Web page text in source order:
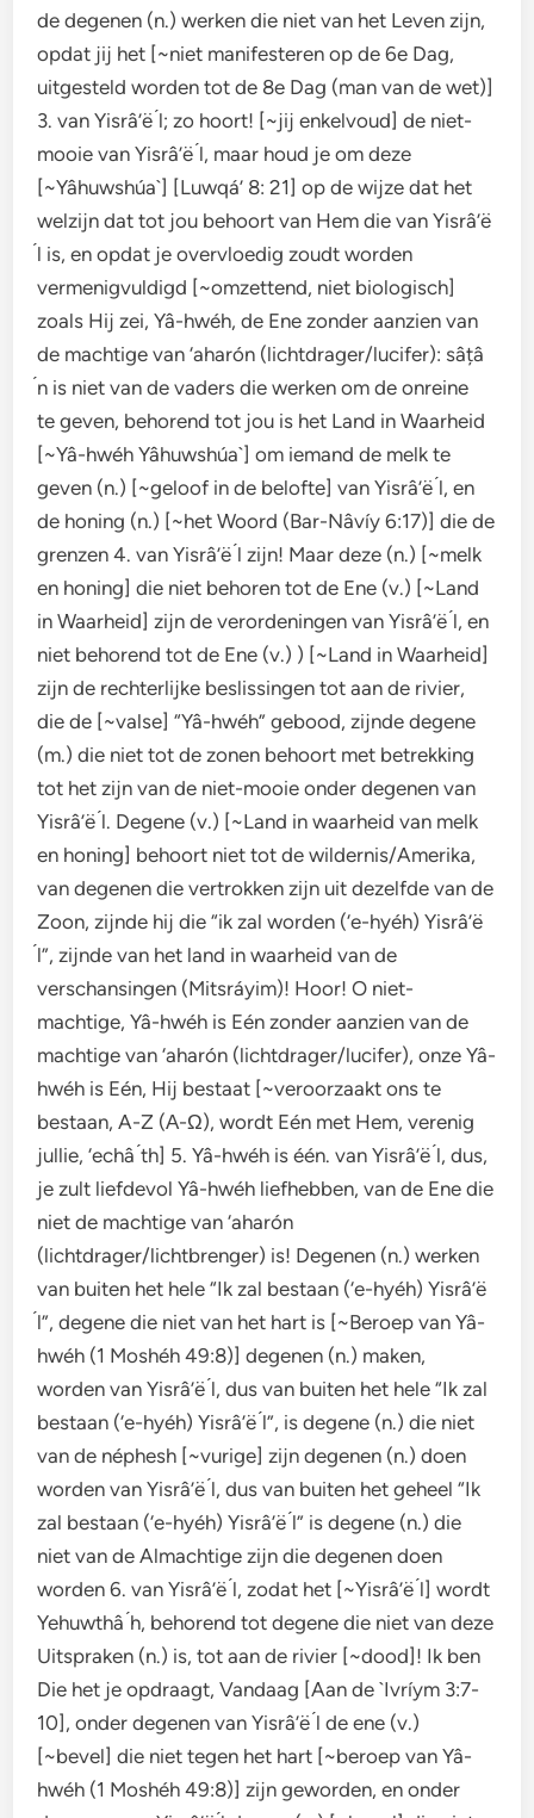
de degenen (n.) werken die niet van het Leven zijn,
opdat jij het [~niet manifesteren op de 6e Dag,
uitgesteld worden tot de 8e Dag (man van de wet)]
3. van Yisrâ’ë ́l; zo hoort! [~jij enkelvoud] de niet-
mooie van Yisrâ’ë ́l, maar houd je om deze
[~Yâhuwshúa`] [Luwqá’ 8: 21] op de wijze dat het
welzijn dat tot jou behoort van Hem die van Yisrâ’ë
́l is, en opdat je overvloedig zoudt worden
vermenigvuldigd [~omzettend, niet biologisch]
zoals Hij zei, Yâ-hwéh, de Ene zonder aanzien van
de machtige van ‘aharón (lichtdrager/lucifer): sâțâ
́n is niet van de vaders die werken om de onreine
te geven, behorend tot jou is het Land in Waarheid
[~Yâ-hwéh Yâhuwshúa`] om iemand de melk te
geven (n.) [~geloof in de belofte] van Yisrâ’ë ́l, en
de honing (n.) [~het Woord (Bar-Nâvíy 6:17)] die de
grenzen 4. van Yisrâ’ë ́l zijn! Maar deze (n.) [~melk
en honing] die niet behoren tot de Ene (v.) [~Land
in Waarheid] zijn de verordeningen van Yisrâ’ë ́l, en
niet behorend tot de Ene (v.) ) [~Land in Waarheid]
zijn de rechterlijke beslissingen tot aan de rivier,
die de [~valse] “Yâ-hwéh” gebood, zijnde degene
(m.) die niet tot de zonen behoort met betrekking
tot het zijn van de niet-mooie onder degenen van
Yisrâ’ë ́l. Degene (v.) [~Land in waarheid van melk
en honing] behoort niet tot de wildernis/Amerika,
van degenen die vertrokken zijn uit dezelfde van de
Zoon, zijnde hij die “ik zal worden (‘e-hyéh) Yisrâ’ë
́l”, zijnde van het land in waarheid van de
verschansingen (Mitsráyim)! Hoor! O niet-
machtige, Yâ-hwéh is Eén zonder aanzien van de
machtige van ‘aharón (lichtdrager/lucifer), onze Yâ-
hwéh is Eén, Hij bestaat [~veroorzaakt ons te
bestaan, A-Z (Α-Ω), wordt Eén met Hem, verenig
jullie, ‘echâ ́th] 5. Yâ-hwéh is één. van Yisrâ’ë ́l, dus,
je zult liefdevol Yâ-hwéh liefhebben, van de Ene die
niet de machtige van ‘aharón
(lichtdrager/lichtbrenger) is! Degenen (n.) werken
van buiten het hele “Ik zal bestaan (‘e-hyéh) Yisrâ’ë
́l”, degene die niet van het hart is [~Beroep van Yâ-
hwéh (1 Moshéh 49:8)] degenen (n.) maken,
worden van Yisrâ’ë ́l, dus van buiten het hele “Ik zal
bestaan (‘e-hyéh) Yisrâ’ë ́l”, is degene (n.) die niet
van de néphesh [~vurige] zijn degenen (n.) doen
worden van Yisrâ’ë ́l, dus van buiten het geheel “Ik
zal bestaan (‘e-hyéh) Yisrâ’ë ́l” is degene (n.) die
niet van de Almachtige zijn die degenen doen
worden 6. van Yisrâ’ë ́l, zodat het [~Yisrâ’ë ́l] wordt
Yehuwthâ ́h, behorend tot degene die niet van deze
Uitspraken (n.) is, tot aan de rivier [~dood]! Ik ben
Die het je opdraagt, Vandaag [Aan de `Ivríym 3:7-
10], onder degenen van Yisrâ’ë ́l de ene (v.)
[~bevel] die niet tegen het hart [~beroep van Yâ-
hwéh (1 Moshéh 49:8)] zijn geworden, en onder